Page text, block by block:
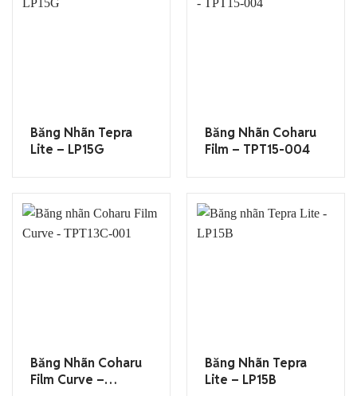
Băng Nhãn Tepra
Lite – LP15G
Băng Nhãn Coharu
Film – TPT15-004
Băng Nhãn Coharu
Film Curve –
Băng Nhãn Tepra
Lite – LP15B